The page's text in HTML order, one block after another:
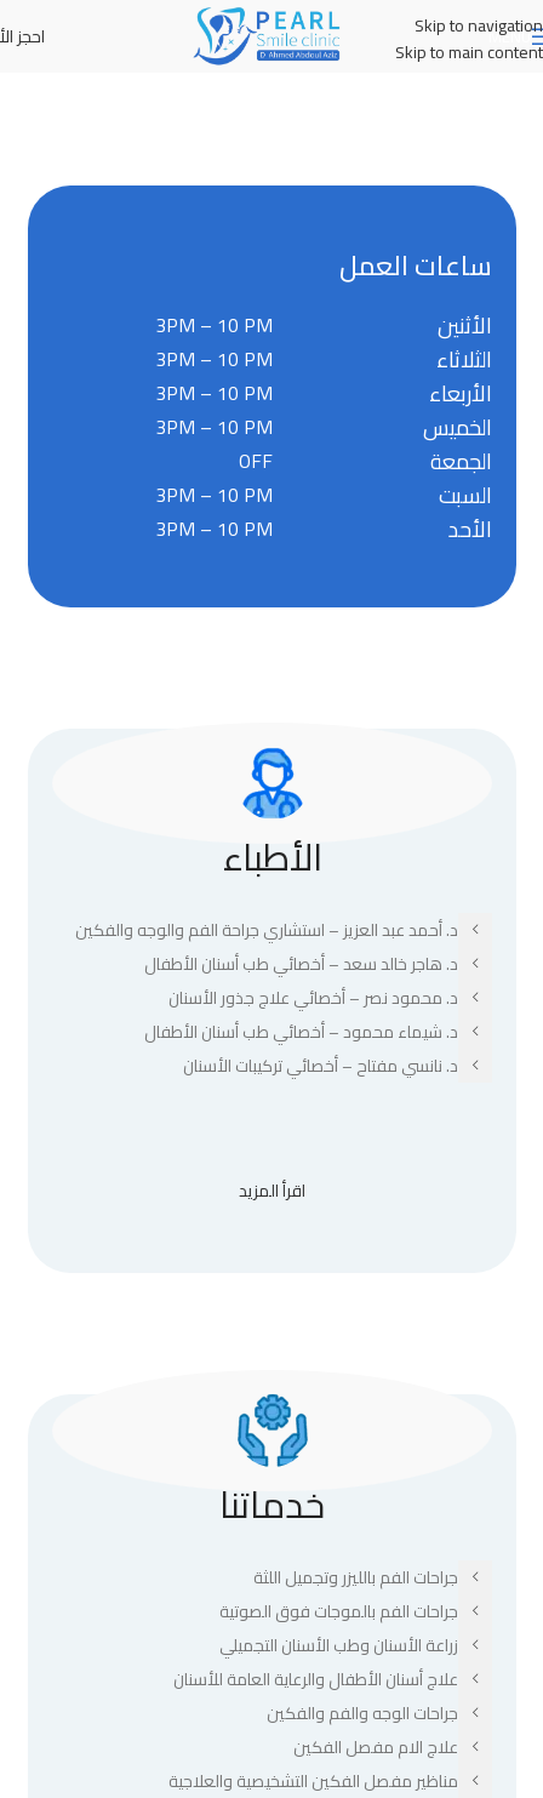
Skip to navigation
Skip to main content
MENU احجز
ساعات العمل
3PM – 10 PM الأثنين
3PM – 10 PM الثلاثاء
3PM – 10 PM الأربعاء
3PM – 10 PM الخميس
OFF الجمعة
3PM – 10 PM السبت
3PM – 10 PM الأحد
الأطباء
د. أحمد عبد العزيز – استشاري جراحة الفم والوجه والفكين
د. هاجر خالد سعد – أخصائي طب أسنان الأطفال
د. محمود نصر – أخصائي علاج جذور الأسنان
د. شيماء محمود – أخصائي طب أسنان الأطفال
د. نانسي مفتاح – أخصائي تركيبات الأسنان
اقرأ المزيد
خدماتنا
جراحات الفم بالليزر وتجميل اللثة
جراحات الفم بالموجات فوق الصوتية
زراعة الأسنان وطب الأسنان التجميلي
علاج أسنان الأطفال والرعاية العامة للأسنان
جراحات الوجه والفم والفكين
علاج الام مفصل الفكين
مناظير مفصل الفكين التشخيصية والعلاجية